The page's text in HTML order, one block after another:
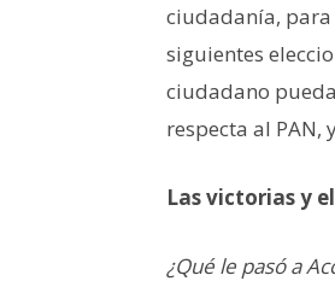
ciudadanía, para
siguientes
ciudadano
respecta al
Las victorias y
¿Qué le pasó a